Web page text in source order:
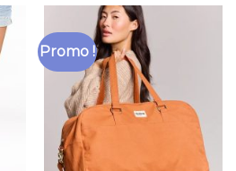
Promo !